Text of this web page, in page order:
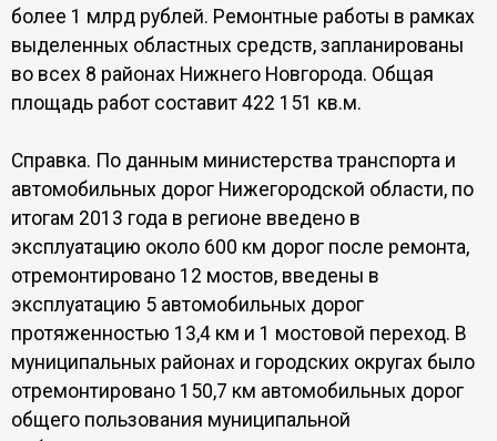
более 1 млрд рублей. Ремонтные работы в рамках
выделенных областных средств, запланированы
во всех 8 районах Нижнего Новгорода. Общая
площадь работ составит 422 151 кв.м.
Справка. По данным министерства транспорта и
автомобильных дорог Нижегородской области, по
итогам 2013 года в регионе введено в
эксплуатацию около 600 км дорог после ремонта,
отремонтировано 12 мостов, введены в
эксплуатацию 5 автомобильных дорог
протяженностью 13,4 км и 1 мостовой переход. В
муниципальных районах и городских округах было
отремонтировано 150,7 км автомобильных дорог
общего пользования муниципальной